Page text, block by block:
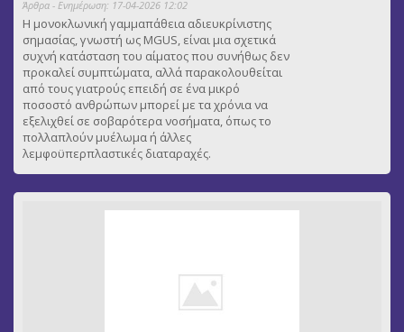
Άρθρα - Ενημέρωση: 17-04-2026 12:02
Η μονοκλωνική γαμμαπάθεια αδιευκρίνιστης
σημασίας, γνωστή ως MGUS, είναι μια σχετικά
συχνή κατάσταση του αίματος που συνήθως δεν
προκαλεί συμπτώματα, αλλά παρακολουθείται
από τους γιατρούς επειδή σε ένα μικρό
ποσοστό ανθρώπων μπορεί με τα χρόνια να
εξελιχθεί σε σοβαρότερα νοσήματα, όπως το
πολλαπλούν μυέλωμα ή άλλες
λεμφοϋπερπλαστικές διαταραχές.